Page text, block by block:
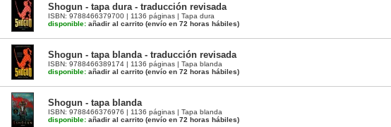
Shogun - tapa dura - traducción revisada
ISBN: 9788466379700 | 1136 páginas | Tapa dura
disponible: añadir al carrito (envío en 72 horas hábiles)
Shogun - tapa blanda - traducción revisada
ISBN: 9788466389174 | 1136 páginas | Tapa blanda
disponible: añadir al carrito (envío en 72 horas hábiles)
Shogun - tapa blanda
ISBN: 9788466376976 | 1136 páginas | Tapa blanda
disponible: añadir al carrito (envío en 72 horas hábiles)